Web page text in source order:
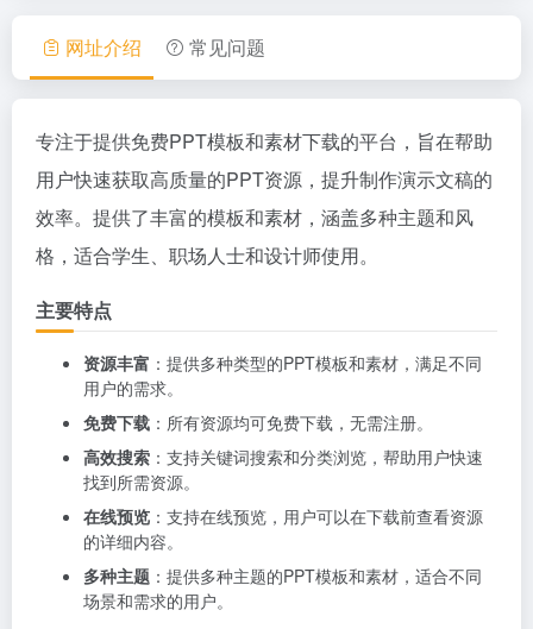
网址介绍 常见问题
专注于提供免费PPT模板和素材下载的平台，旨在帮助
用户快速获取高质量的PPT资源，提升制作演示文稿的
效率。提供了丰富的模板和素材，涵盖多种主题和风
格，适合学生、职场人士和设计师使用。
主要特点
资源丰富 ：提供多种类型的PPT模板和素材，满足不同
用户的需求。
免费下载 ：所有资源均可免费下载，无需注册。
高效搜索 ：支持关键词搜索和分类浏览，帮助用户快速
找到所需资源。
在线预览 ：支持在线预览，用户可以在下载前查看资源
的详细内容。
多种主题 ：提供多种主题的PPT模板和素材，适合不同
场景和需求的用户。